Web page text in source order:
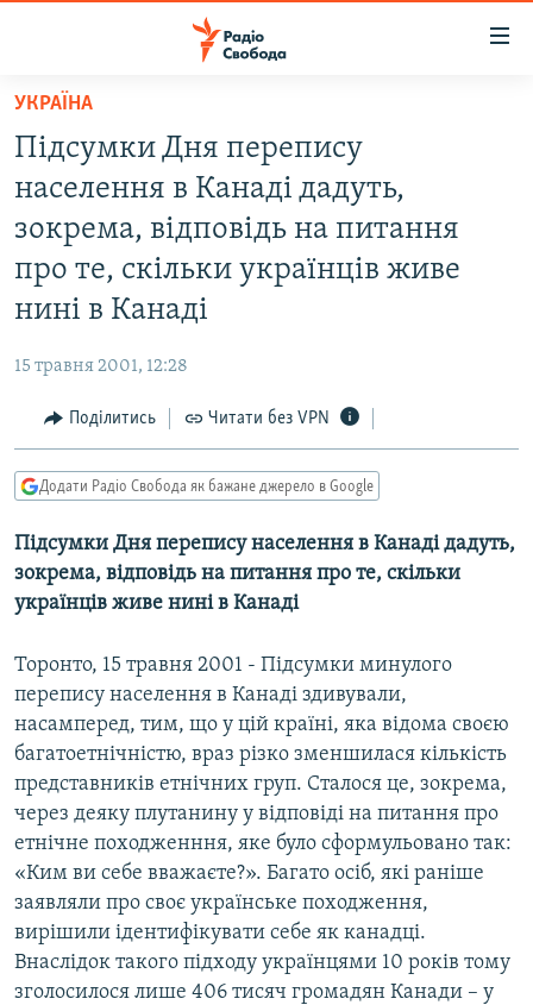
Перейти
основного
матеріалу
до
основної
навігації
до
ВСЕ ЗА ДОБУ
ЕКОНОМІКА
СПОРТ
УКРАЇНА
РОСІЙСЬКА «ФІЛЬТРАЦІЯ»
КРИМ.РЕАЛІЇ
ТИ ЯК?
СХЕМИ
МУЛЬТИМЕДІА
ФОТО
ПОДКАСТИ
КРИМ РЕАЛІЇ
РУС
УКР
КТАТ
ДОЛУЧАЙСЯ!
УКРАЇНА
Підсумки Дня перепису
населення в Канаді дадуть,
зокрема, відповідь на питання
про те, скільки українців живе
нині в Канаді
15 травня 2001, 12:28
Поділитись Читати без VPN
Додати Радіо Свобода як бажане джерело в Google
Підсумки Дня перепису населення в Канаді дадуть,
зокрема, відповідь на питання про те, скільки
українців живе нині в Канаді
Торонто, 15 травня 2001 - Підсумки минулого
перепису населення в Канаді здивували,
насамперед, тим, що у цій країні, яка відома своєю
багатоетнічністю, враз різко зменшилася кількість
представників етнічних груп. Сталося це, зокрема,
через деяку плутанину у відповіді на питання про
етнічне походженння, яке було сформульовано так:
«Ким ви себе вважаєте?». Багато осіб, які раніше
заявляли про своє українське походження,
вирішили ідентифікувати себе як канадці.
Внаслідок такого підходу українцями 10 років тому
зголосилося лише 406 тисяч громадян Канади – у